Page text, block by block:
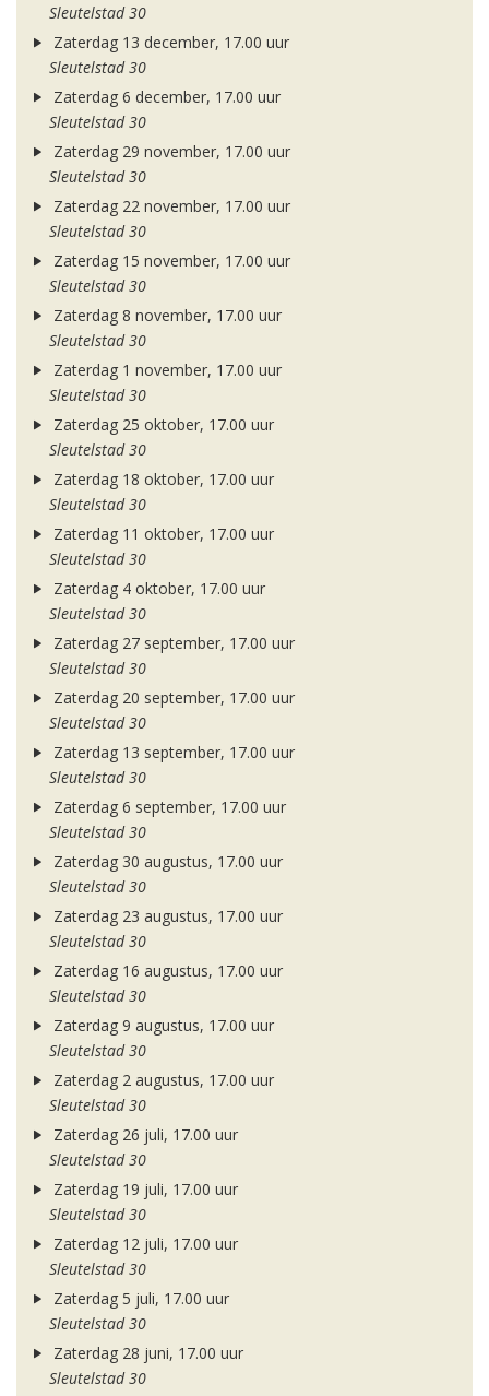
Sleutelstad 30
Zaterdag 13 december, 17.00 uur
Sleutelstad 30
Zaterdag 6 december, 17.00 uur
Sleutelstad 30
Zaterdag 29 november, 17.00 uur
Sleutelstad 30
Zaterdag 22 november, 17.00 uur
Sleutelstad 30
Zaterdag 15 november, 17.00 uur
Sleutelstad 30
Zaterdag 8 november, 17.00 uur
Sleutelstad 30
Zaterdag 1 november, 17.00 uur
Sleutelstad 30
Zaterdag 25 oktober, 17.00 uur
Sleutelstad 30
Zaterdag 18 oktober, 17.00 uur
Sleutelstad 30
Zaterdag 11 oktober, 17.00 uur
Sleutelstad 30
Zaterdag 4 oktober, 17.00 uur
Sleutelstad 30
Zaterdag 27 september, 17.00 uur
Sleutelstad 30
Zaterdag 20 september, 17.00 uur
Sleutelstad 30
Zaterdag 13 september, 17.00 uur
Sleutelstad 30
Zaterdag 6 september, 17.00 uur
Sleutelstad 30
Zaterdag 30 augustus, 17.00 uur
Sleutelstad 30
Zaterdag 23 augustus, 17.00 uur
Sleutelstad 30
Zaterdag 16 augustus, 17.00 uur
Sleutelstad 30
Zaterdag 9 augustus, 17.00 uur
Sleutelstad 30
Zaterdag 2 augustus, 17.00 uur
Sleutelstad 30
Zaterdag 26 juli, 17.00 uur
Sleutelstad 30
Zaterdag 19 juli, 17.00 uur
Sleutelstad 30
Zaterdag 12 juli, 17.00 uur
Sleutelstad 30
Zaterdag 5 juli, 17.00 uur
Sleutelstad 30
Zaterdag 28 juni, 17.00 uur
Sleutelstad 30